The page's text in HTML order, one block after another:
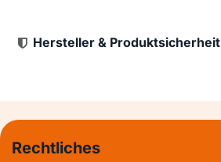
Hersteller & Produktsicherheit
Rechtliches